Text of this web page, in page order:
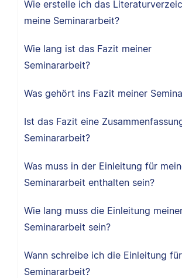
Wie erstelle ich das
meine Seminararbeit?
Wie lang ist das Fazit meiner
Seminararbeit?
Was gehört ins Fazit meiner
Ist das Fazit eine
Seminararbeit?
Was muss in der Einleitung für
Seminararbeit enthalten sein?
Wie lang muss die Einleitung
Seminararbeit sein?
Wann schreibe ich die Einleitung
Seminararbeit?